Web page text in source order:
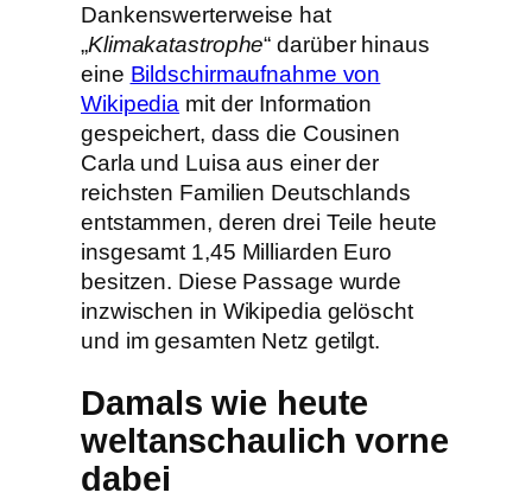
Dankenswerterweise hat
„Klimakatastrophe“ darüber hinaus
eine Bildschirmaufnahme von
Wikipedia mit der Information
gespeichert, dass die Cousinen
Carla und Luisa aus einer der
reichsten Familien Deutschlands
entstammen, deren drei Teile heute
insgesamt 1,45 Milliarden Euro
besitzen. Diese Passage wurde
inzwischen in Wikipedia gelöscht
und im gesamten Netz getilgt.
Damals wie heute
weltanschaulich vorne
dabei